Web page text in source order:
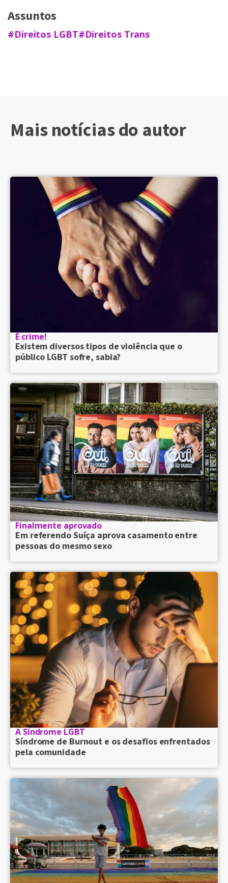
Assuntos
#Direitos LGBT#Direitos Trans
Mais notícias do autor
É crime!
Existem diversos tipos de violência que o
público LGBT sofre, sabia?
Finalmente aprovado
Em referendo Suíça aprova casamento entre
pessoas do mesmo sexo
A Síndrome LGBT
Síndrome de Burnout e os desafios enfrentados
pela comunidade